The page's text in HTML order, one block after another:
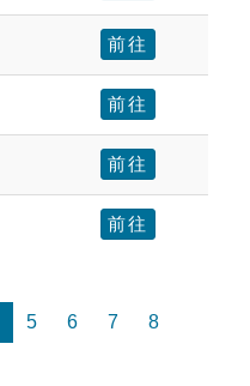
前往
前往
前往
前往
5 6 7
8